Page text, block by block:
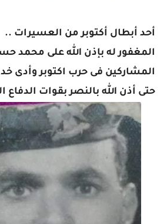
أحد أبطال أكتوبر من العسيرات ..
المغفور له بإذن الله على محمد
المشاركين فى حرب اكتوبر وأدى
حتى أذن الله بالنصر بقوات الدفاع